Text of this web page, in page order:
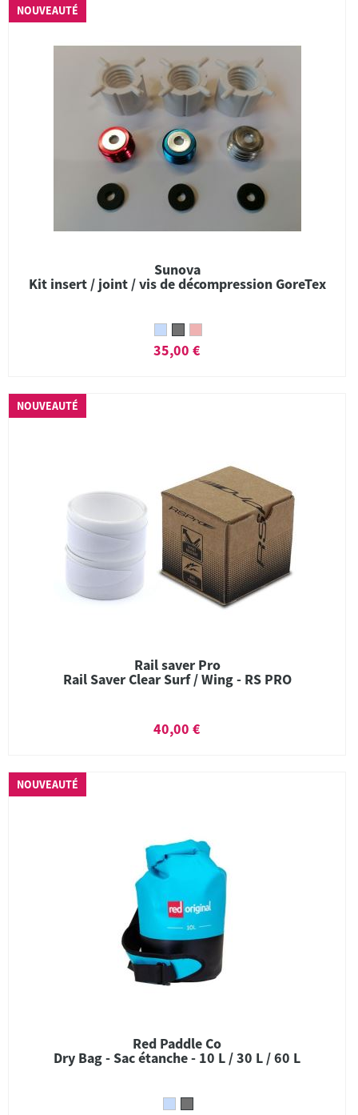
NOUVEAUTÉ
Sunova
Kit insert / joint / vis de décompression GoreTex
35,00 €
NOUVEAUTÉ
Rail saver Pro
Rail Saver Clear Surf / Wing - RS PRO
40,00 €
NOUVEAUTÉ
Red Paddle Co
Dry Bag - Sac étanche - 10 L / 30 L / 60 L